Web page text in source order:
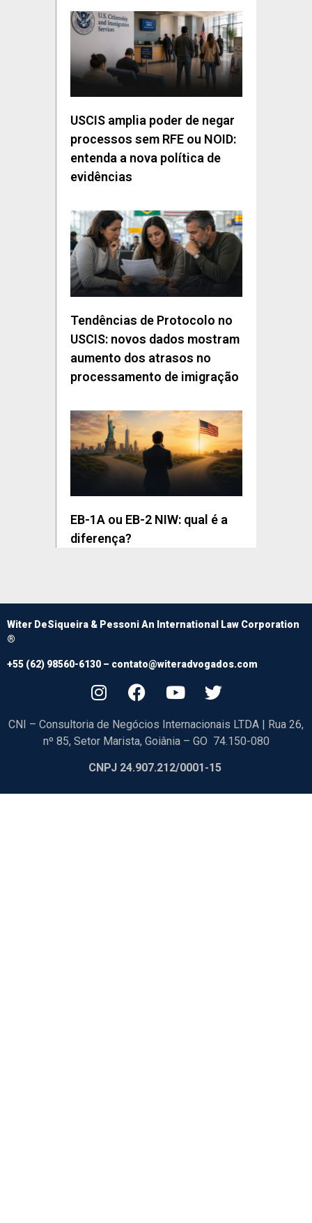
USCIS amplia poder de negar
processos sem RFE ou NOID:
entenda a nova política de
evidências
Tendências de Protocolo no
USCIS: novos dados mostram
aumento dos atrasos no
processamento de imigração
EB-1A ou EB-2 NIW: qual é a
diferença?
Witer DeSiqueira & Pessoni An International Law Corporation
®
+55 (62) 98560-6130 – contato@witeradvogados.com
CNI – Consultoria de Negócios Internacionais LTDA | Rua 26,
nº 85, Setor Marista, Goiânia – GO 74.150-080
CNPJ 24.907.212/0001-15